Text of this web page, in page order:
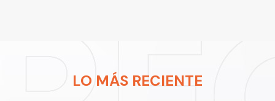
LO MÁS RECIENTE